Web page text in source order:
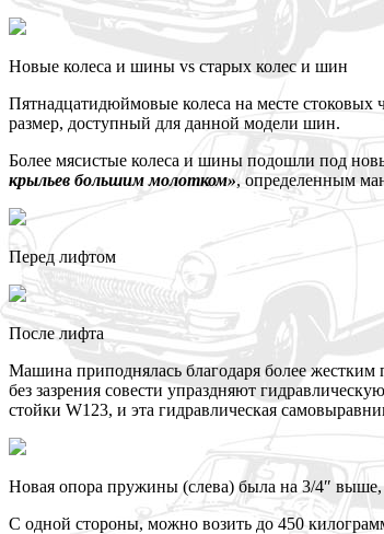
Новые колеса и шины vs старых колес и шин
Пятнадцатидюймовые колеса на месте
размер, доступный для данной модели шин.
Более мясистые колеса и шины подошли под
крыльев большим молотком», определенным
Перед лифтом
После лифта
Машина приподнялась благодаря более
без зазрения совести упраздняют
стойки W123, и эта гидравлическая
Новая опора пружины (слева) была на 3/4″ выше,
С одной стороны, можно возить до 450